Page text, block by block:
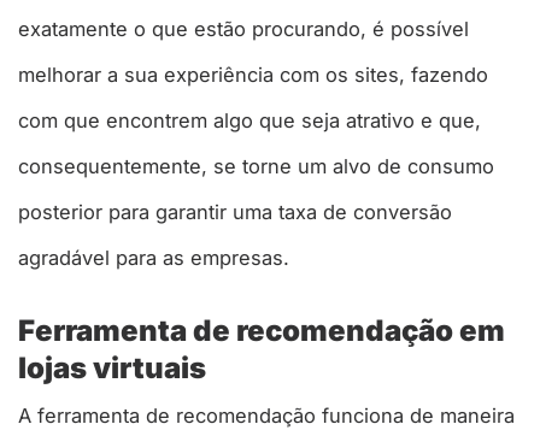
exatamente o que estão procurando, é possível
melhorar a sua experiência com os sites, fazendo
com que encontrem algo que seja atrativo e que,
consequentemente, se torne um alvo de consumo
posterior para garantir uma taxa de conversão
agradável para as empresas.
Ferramenta de recomendação em
lojas virtuais
A ferramenta de recomendação funciona de maneira